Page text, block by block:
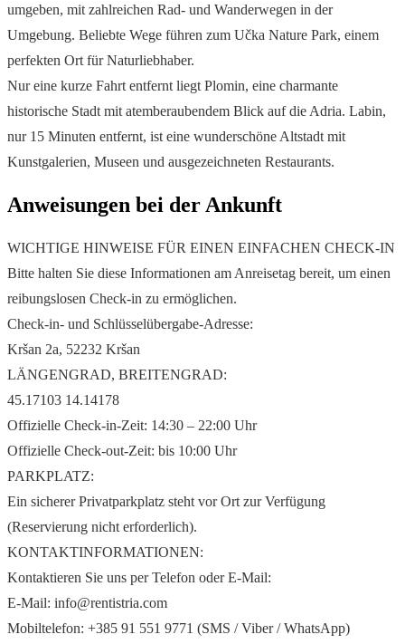
umgeben, mit zahlreichen Rad- und Wanderwegen in der
Umgebung. Beliebte Wege führen zum Učka Nature Park, einem
perfekten Ort für Naturliebhaber.
Nur eine kurze Fahrt entfernt liegt Plomin, eine charmante
historische Stadt mit atemberaubendem Blick auf die Adria. Labin,
nur 15 Minuten entfernt, ist eine wunderschöne Altstadt mit
Kunstgalerien, Museen und ausgezeichneten Restaurants.
Anweisungen bei der Ankunft
WICHTIGE HINWEISE FÜR EINEN EINFACHEN CHECK-IN
Bitte halten Sie diese Informationen am Anreisetag bereit, um einen
reibungslosen Check-in zu ermöglichen.
Check-in- und Schlüsselübergabe-Adresse:
Kršan 2a, 52232 Kršan
LÄNGENGRAD, BREITENGRAD:
45.17103 14.14178
Offizielle Check-in-Zeit: 14:30 – 22:00 Uhr
Offizielle Check-out-Zeit: bis 10:00 Uhr
PARKPLATZ:
Ein sicherer Privatparkplatz steht vor Ort zur Verfügung
(Reservierung nicht erforderlich).
KONTAKTINFORMATIONEN:
Kontaktieren Sie uns per Telefon oder E-Mail:
E-Mail: info@rentistria.com
Mobiltelefon: +385 91 551 9771 (SMS / Viber / WhatsApp)